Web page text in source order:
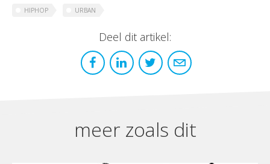
HIPHOP URBAN
Deel dit artikel:
meer zoals dit